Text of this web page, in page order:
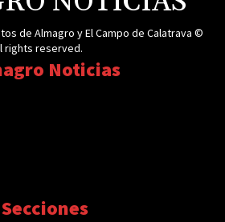
de Almagro y El Campo de Calatrava ©
rights reserved.
Noticias
Secciones